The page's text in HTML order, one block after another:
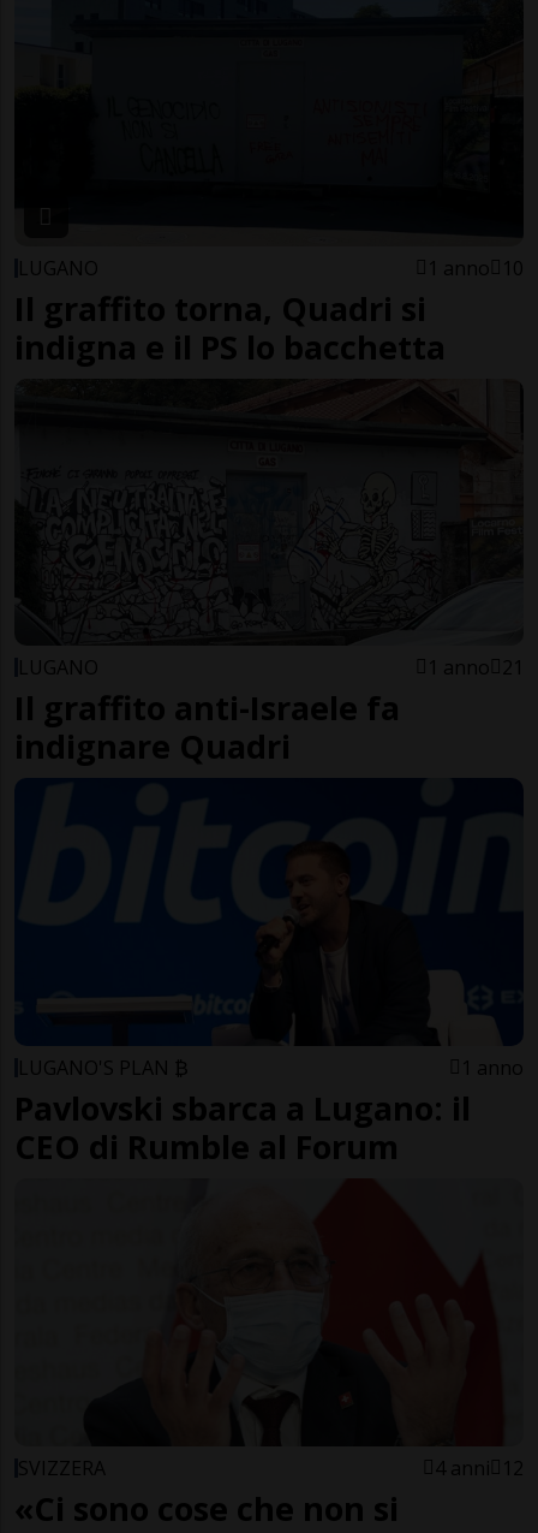
LUGANO 1 anno 10
Il graffito torna, Quadri si
indigna e il PS lo bacchetta
LUGANO 1 anno 21
Il graffito anti-Israele fa
indignare Quadri
LUGANO'S PLAN ₿ 1 anno
Pavlovski sbarca a Lugano: il
CEO di Rumble al Forum
SVIZZERA 4 anni 12
«Ci sono cose che non si